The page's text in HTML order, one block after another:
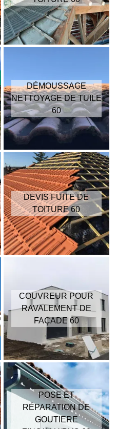
DÉMOUSSAGE
NETTOYAGE DE TUILE
60
DEVIS FUITE DE
TOITURE 60
COUVREUR POUR
RAVALEMENT DE
FAÇADE 60
POSE ET
RÉPARATION DE
GOUTIERE